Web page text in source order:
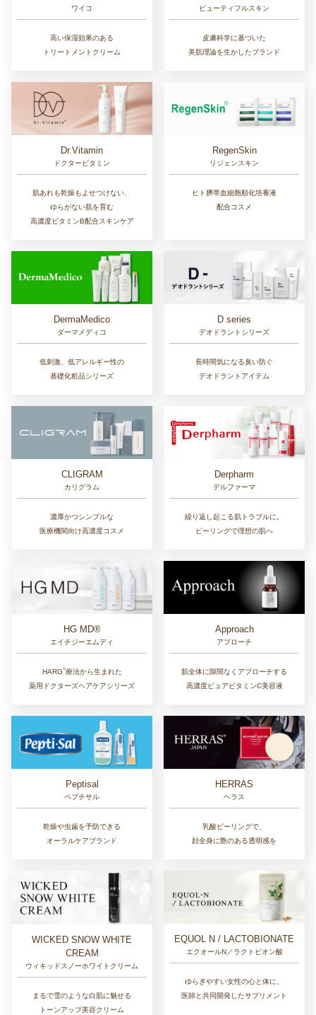
ワイコ
高い保湿効果のある
トリートメントクリーム
ビューティフルスキン
皮膚科学に基づいた
美肌理論を生かしたブランド
Dr.Vitamin
ドクタービタミン
肌あれも乾燥もよせつけない、
ゆらがない肌を育む
高濃度ビタミンB配合スキンケア
RegenSkin
リジェンスキン
ヒト臍帯血細胞順化培養液
配合コスメ
DermaMedico
ダーマメディコ
低刺激、低アレルギー性の
基礎化粧品シリーズ
D series
デオドラントシリーズ
長時間気になる臭い防ぐ
デオドラントアイテム
CLIGRAM
カリグラム
濃厚かつシンプルな
医療機関向け高濃度コスメ
Derpharm
デルファーマ
繰り返し起こる肌トラブルに。
ピーリングで理想の肌へ
HG MD®
エイチジーエムディ
HARG®︎療法から生まれた
薬用ドクターズヘアケアシリーズ
Approach
アプローチ
肌全体に隙間なくアプローチする
高濃度ピュアビタミンC美容液
Peptisal
ペプチサル
乾燥や虫歯を予防できる
オーラルケアブランド
HERRAS
ヘラス
乳酸ピーリングで、
顔全身に艶のある透明感を
WICKED SNOW WHITE
CREAM
ウィキッドスノーホワイトクリーム
まるで雪のような白肌に魅せる
トーンアップ美容クリーム
EQUOL N / LACTOBIONATE
エクオールN／ラクトビオン酸
ゆらぎやすい女性の心と体に、
医師と共同開発したサプリメント